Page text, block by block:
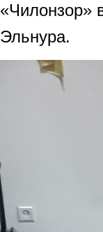
«Чилонзор»
Эльнура.